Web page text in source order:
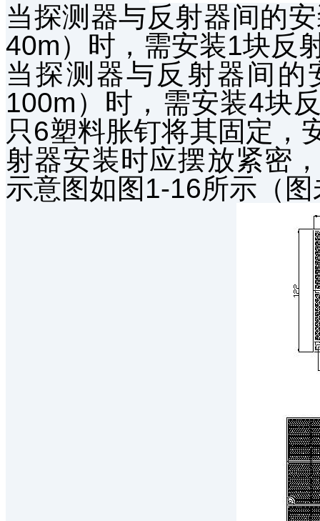
当探测器与反射器间的
40m）时，需安装1块反
当探测器与反射器间的
100m）时，需安装4块
只6塑料胀钉将其固定，
射器安装时应摆放紧密
示意图如图1-16所示（